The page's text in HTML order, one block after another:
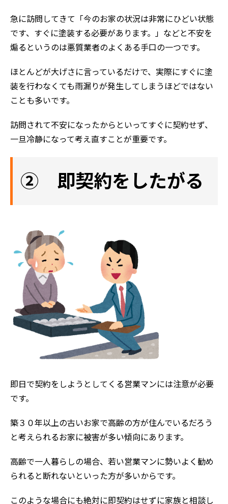
急に訪問してきて「今のお家の状況は非常にひどい状態
です、すぐに塗装する必要があります。」などと不安を
煽るというのは悪質業者のよくある手口の一つです。
ほとんどが大げさに言っているだけで、実際にすぐに塗
装を行わなくても雨漏りが発生してしまうほどではない
ことも多いです。
訪問されて不安になったからといってすぐに契約せず、
一旦冷静になって考え直すことが重要です。
② 即契約をしたがる
即日で契約をしようとしてくる営業マンには注意が必要
です。
築３０年以上の古いお家で高齢の方が住んでいるだろう
と考えられるお家に被害が多い傾向にあります。
高齢で一人暮らしの場合、若い営業マンに勢いよく勧め
られると断れないといった方が多いからです。
このような場合にも絶対に即契約はせずに家族と相談し